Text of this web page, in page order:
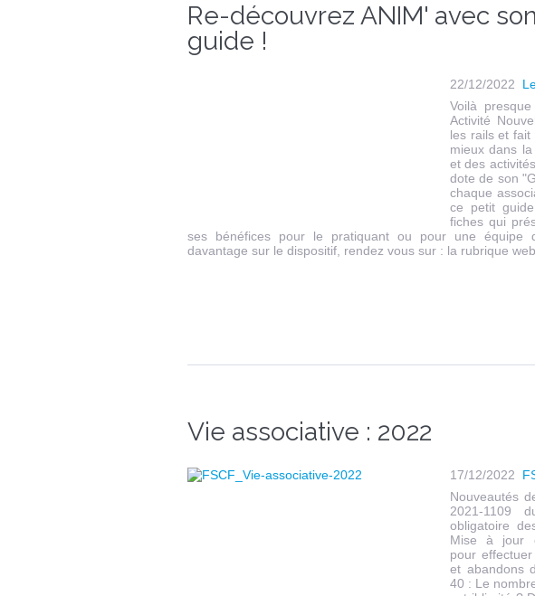
Re-découvrez ANIM' avec
guide !
22/12/2022
Voilà
Activité
les rails et fait
mieux dans
et des
dote de son
chaque
ce petit
fiches qui
ses bénéfices pour le pratiquant ou pour une équipe
davantage sur le dispositif, rendez vous sur : la rubrique
Vie associative : 2022
17/12/2022
Nouveautés
2021-1109
obligatoire
Mise à jour
pour
et abandons
40 : Le